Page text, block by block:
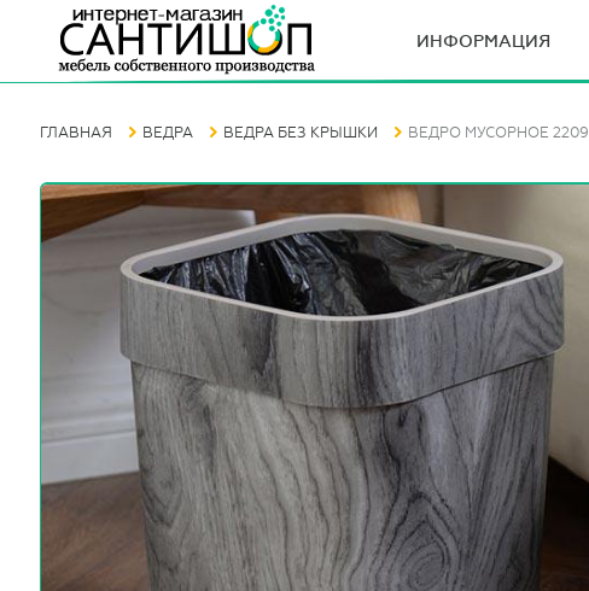
ИНФОРМАЦИЯ
ГЛАВНАЯ ВЕДРА ВЕДРА БЕЗ КРЫШКИ ВЕДРО МУСОРНОЕ 2209